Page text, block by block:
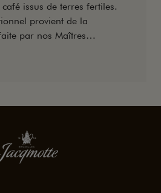
issus de terres fertiles.
provient de la
par nos Maîtres